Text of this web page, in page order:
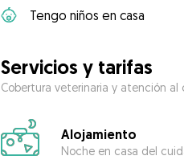
Tengo niños en casa
Servicios y tarifas
Cobertura veterinaria y atención
Alojamiento
Noche en casa del